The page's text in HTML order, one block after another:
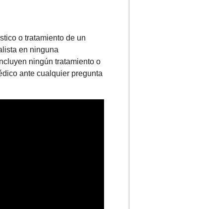
o tratamiento de un
en ninguna
ningún tratamiento o
ante cualquier pregunta